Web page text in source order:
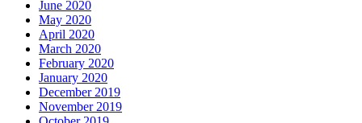
June 2020
May 2020
April 2020
March 2020
February 2020
January 2020
December 2019
November 2019